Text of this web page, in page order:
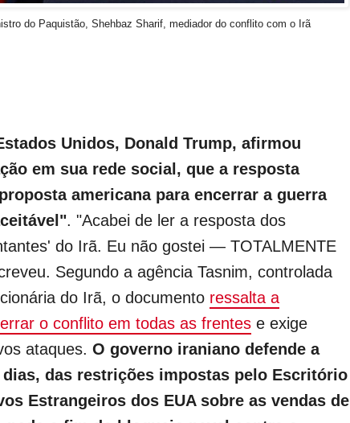
do Paquistão, Shehbaz Sharif, mediador do conflito com o Irã
Unidos, Donald Trump, afirmou
em sua rede social, que a resposta
americana para encerrar a guerra
. "Acabei de ler a resposta dos
do Irã. Eu não gostei — TOTALMENTE
Segundo a agência Tasnim, controlada
do Irã, o documento ressalta a
o conflito em todas as frentes e exige
ataques. O governo iraniano defende a
dias, das restrições impostas pelo Escritório
Estrangeiros dos EUA sobre as vendas de